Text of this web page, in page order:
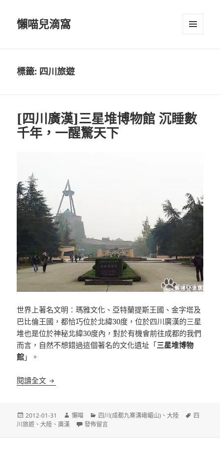
懶喵兒滴窩
標籤: 四川旅遊
[四川廣漢]三星堆博物館 沉睡數
千年，一醒驚天下
世界上著名文明：瑪雅文化、亞特蘭提斯王國、金字塔及
巴比倫王國，都恰巧位於北緯30度，位於四川廣漢的三星
堆也是位於神秘北緯30度內，對於有機會前往成都的我們
而言，自然不想錯過這個著名的文化遺址「三星堆博物
館 」。
閱讀全文 [四川廣漢]三星堆博物館 沉睡數千年，一醒驚天下
發
佈
2012-01-31
作
者
懶喵
分
類
四川(成都九寨溝峨嵋山) 、大陸
標
四
川旅遊 、大陸 、廣漢 在〈[四川廣漢]三星堆博物館 沉睡數千年，一醒驚
發佈留言